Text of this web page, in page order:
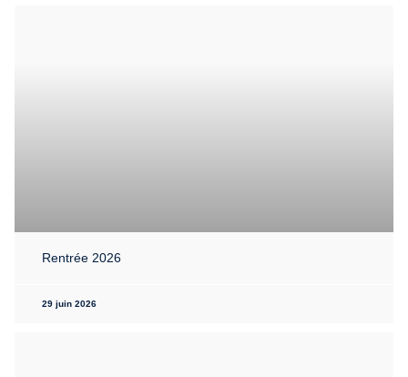
Rentrée 2026
29 juin 2026